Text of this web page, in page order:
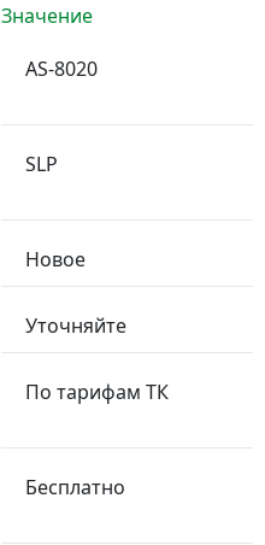
Значение
AS-8020
SLP
Новое
Уточняйте
По тарифам ТК
Бесплатно